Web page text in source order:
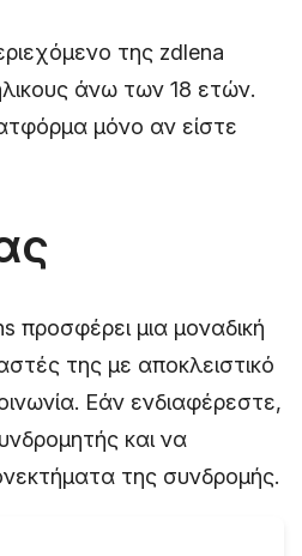
της zdlena
άνω των 18 ετών.
μόνο αν είστε
προσφέρει μια μοναδική
της με αποκλειστικό
Εάν ενδιαφέρεστε,
και να
της συνδρομής.